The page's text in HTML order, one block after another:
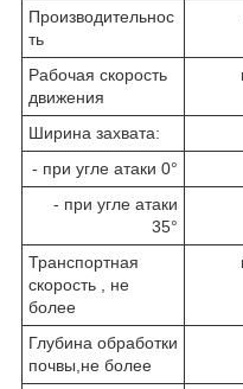
Производительнос
ть
Рабочая скорость
движения
Ширина захвата:
- при угле атаки 0°
- при угле атаки
35°
Транспортная
скорость , не
более
Глубина обработки
почвы,не более